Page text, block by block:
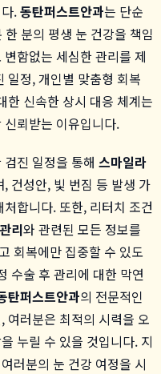
.동탄퍼스트안과는 단순
분의 평생 눈 건강을 책임
함없는 세심한 관리를 제
일정, 개인별 맞춤형 회복
한 신속한 상시 대응 체계는
뢰받는 이유입니다.
진 일정을 통해 스마일라
건성안, 빛 번짐 등 발생 가
합니다. 또한, 리터치 조건
리와 관련된 모든 정보를
회복에만 집중할 수 있도
수술 후 관리에 대한 막연
탄퍼스트안과의 전문적인
여러분은 최적의 시력을 오
누릴 수 있을 것입니다. 지
러분의 눈 건강 여정을 시